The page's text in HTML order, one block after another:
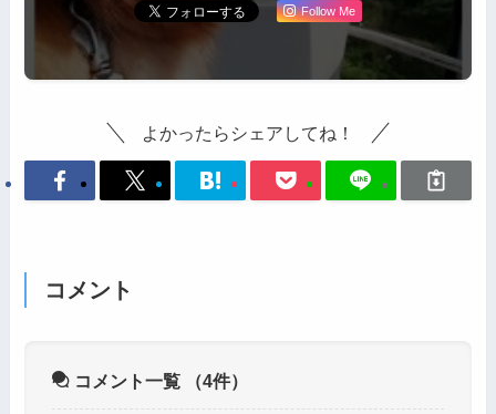
Follow Me
よかったらシェアしてね！
コメント
コメント一覧 （4件）